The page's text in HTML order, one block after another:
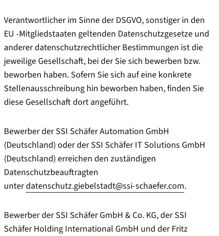
Verantwortlicher im Sinne der DSGVO, sonstiger in den
EU -Mitgliedstaaten geltenden Datenschutzgesetze und
anderer datenschutzrechtlicher Bestimmungen ist die
jeweilige Gesellschaft, bei der Sie sich bewerben bzw.
beworben haben. Sofern Sie sich auf eine konkrete
Stellenausschreibung hin beworben haben, finden Sie
diese Gesellschaft dort angeführt.
Bewerber der SSI Schäfer Automation GmbH
(Deutschland) oder der SSI Schäfer IT Solutions GmbH
(Deutschland) erreichen den zuständigen
Datenschutzbeauftragten
unterdatenschutz.giebelstadt@ssi-schaefer.com.
Bewerber der SSI Schäfer GmbH & Co. KG, der SSI
Schäfer Holding International GmbH und der Fritz